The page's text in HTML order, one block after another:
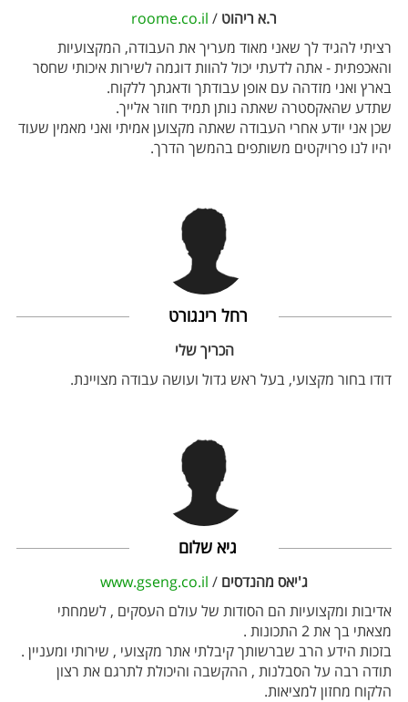
ר.א ריהוט /
roome.co.il
רציתי להגיד לך שאני מאוד מעריך את העבודה, המקצועיות
והאכפתית - אתה לדעתי יכול להוות דוגמה לשירות איכותי שחסר
בארץ ואני מזדהה עם אופן עבודתך ודאגתך ללקוח.
שתדע שהאקסטרה שאתה נותן תמיד חוזר אלייך.
שכן אני יודע אחרי העבודה שאתה מקצוען אמיתי ואני מאמין שעוד
יהיו לנו פרויקטים משותפים בהמשך הדרך.
רחל רינגורט
הכריך שלי
דודו בחור מקצועי, בעל ראש גדול ועושה עבודה מצויינת.
גיא שלום
ג'יאס מהנדסים /
www.gseng.co.il
אדיבות ומקצועיות הם הסודות של עולם העסקים , לשמחתי
מצאתי בך את 2 התכונות .
בזכות הידע הרב שברשותך קיבלתי אתר מקצועי , שירותי ומעניין .
תודה רבה על הסבלנות , ההקשבה והיכולת לתרגם את רצון
הלקוח מחזון למציאות.